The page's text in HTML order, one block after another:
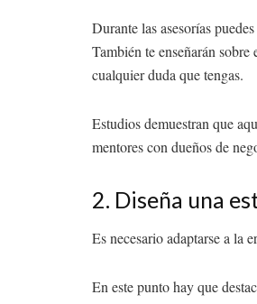
Durante las asesorías
También te enseñarán
cualquier duda que tengas.
Estudios demuestran que
mentores con dueños de
2. Diseña una
Es necesario adaptarse a la
En este punto hay que